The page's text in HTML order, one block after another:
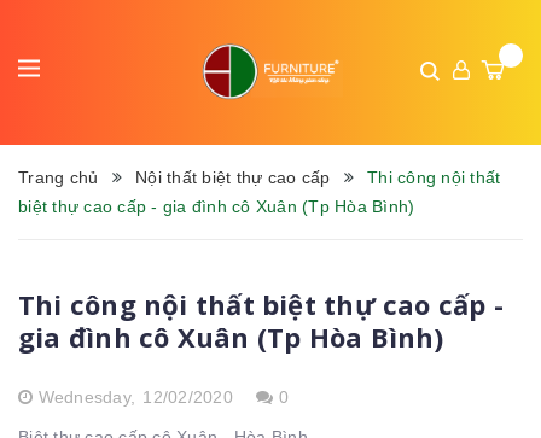
Trang chủ Nội thất biệt thự cao cấp
Thi công nội thất
biệt thự cao cấp - gia đình cô Xuân (Tp Hòa Bình)
Thi công nội thất biệt thự cao cấp -
gia đình cô Xuân (Tp Hòa Bình)
Wednesday, 12/02/2020 0